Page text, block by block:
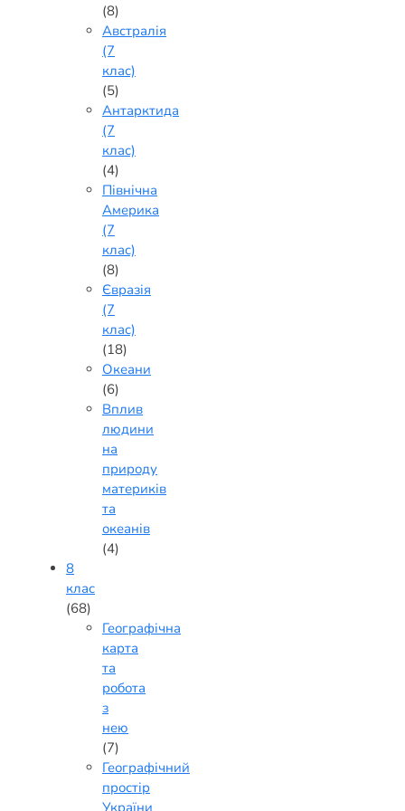
(8)
Австралія
(7
клас)
(5)
Антарктида
(7
клас)
(4)
Північна
Америка
(7
клас)
(8)
Євразія
(7
клас)
(18)
Океани
(6)
Вплив
людини
на
природу
материків
та
океанів
(4)
8
клас
(68)
Географічна
карта
та
робота
з
нею
(7)
Географічний
простір
України